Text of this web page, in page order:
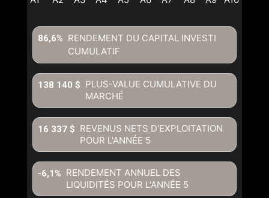
RENDEMENT DU CAPITAL INVESTI
CUMULATIF
86,6%
PLUS-VALUE CUMULATIVE DU
MARCHÉ
138 140 $
REVENUS NETS D'EXPLOITATION
POUR L'ANNÉE 5
16 337 $
RENDEMENT ANNUEL DES
LIQUIDITÉS POUR L'ANNÉE 5
-6,1%